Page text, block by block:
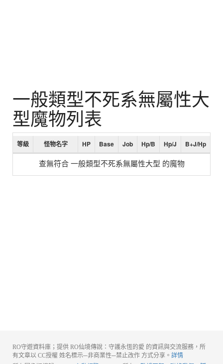
一般類型不死系無屬性大
型魔物列表
等級 怪物名字 HP Base Job Hp/B Hp/J B+J/Hp
查無符合 一般類型不死系無屬性大型 的魔物
RO守遊資料庫；提供 RO仙境傳說：守護永恆的愛 的資訊與交流服務，所
有文章以 CC授權 姓名標示─非商業性─禁止改作 方式分享。 詳情